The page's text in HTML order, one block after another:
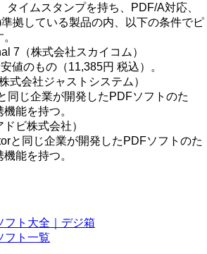
タイムスタンプを持ち、PDF/A対応、
拠している製品の内、以下の条件でピ
7（株式会社スカイコム）
値のもの（11,385円 税込）。
式会社ジャストシステム）
同じ企業が開発したPDFソフトのた
能を持つ。
ビ株式会社）
と同じ企業が開発したPDFソフトのた
能を持つ。
フト一覧